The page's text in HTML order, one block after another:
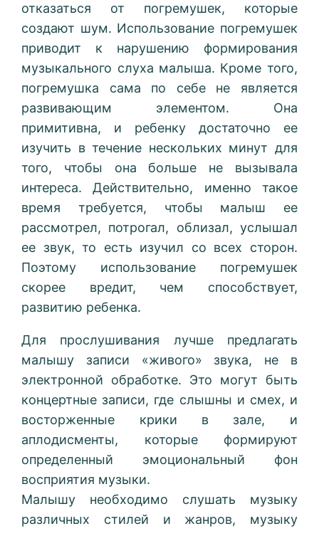
отказаться от погремушек, которые
создают шум. Использование погремушек
приводит к нарушению формирования
музыкального слуха малыша. Кроме того,
погремушка сама по себе не является
развивающим элементом. Она
примитивна, и ребенку достаточно ее
изучить в течение нескольких минут для
того, чтобы она больше не вызывала
интереса. Действительно, именно такое
время требуется, чтобы малыш ее
рассмотрел, потрогал, облизал, услышал
ее звук, то есть изучил со всех сторон.
Поэтому использование погремушек
скорее вредит, чем способствует,
развитию ребенка.
Для прослушивания лучше предлагать
малышу записи «живого» звука, не в
электронной обработке. Это могут быть
концертные записи, где слышны и смех, и
восторженные крики в зале, и
аплодисменты, которые формируют
определенный эмоциональный фон
восприятия музыки.
Малышу необходимо слушать музыку
различных стилей и жанров, музыку